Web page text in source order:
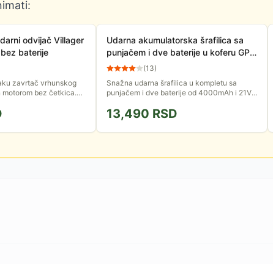
odvijač Villager
baterije
zavrtač vrhunskog
bez četkica.
se...
Udarna akumulatorska šrafilica sa
punjačem i dve baterije u koferu GP-
SS 450 LI
(13)
Snažna udarna šrafilica u kompletu sa
punjačem i dve baterije od 4000mAh i 21V.
čuvanje i nošenje....
13,490 RSD